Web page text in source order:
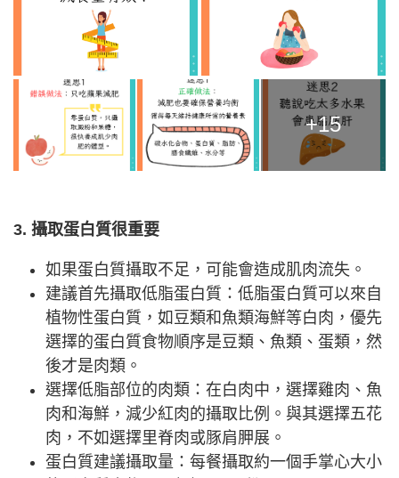
+15
3. 攝取蛋白質很重要
如果蛋白質攝取不足，可能會造成肌肉流失。
建議首先攝取低脂蛋白質：低脂蛋白質可以來自
植物性蛋白質，如豆類和魚類海鮮等白肉，優先
選擇的蛋白質食物順序是豆類、魚類、蛋類，然
後才是肉類。
選擇低脂部位的肉類：在白肉中，選擇雞肉、魚
肉和海鮮，減少紅肉的攝取比例。與其選擇五花
肉，不如選擇里脊肉或豚肩胛展。
蛋白質建議攝取量：每餐攝取約一個手掌心大小